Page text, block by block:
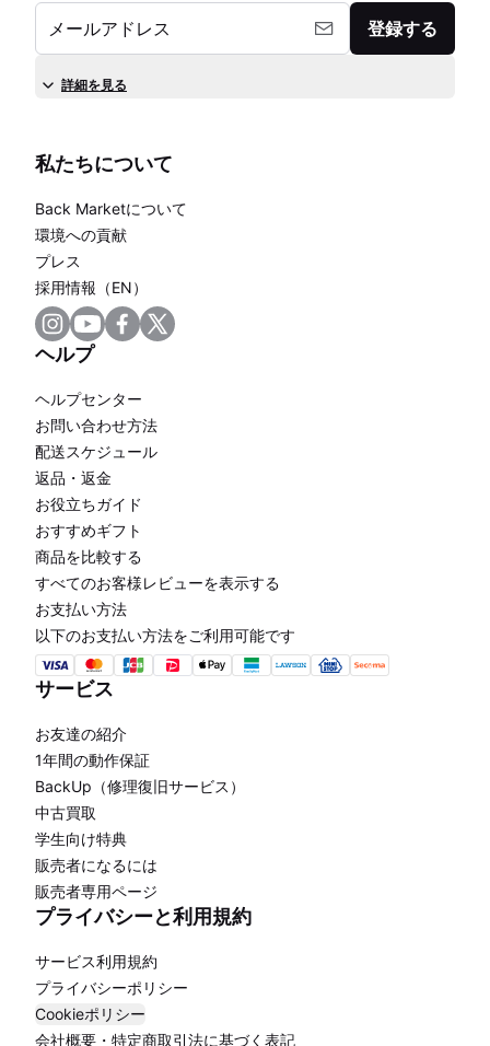
メールアドレス 登録する
詳細を見る
私たちについて
Back Marketについて
環境への貢献
プレス
採用情報（EN）
ヘルプ
ヘルプセンター
お問い合わせ方法
配送スケジュール
返品・返金
お役立ちガイド
おすすめギフト
商品を比較する
すべてのお客様レビューを表示する
お支払い方法
以下のお支払い方法をご利用可能です
サービス
お友達の紹介
1年間の動作保証
BackUp（修理復旧サービス）
中古買取
学生向け特典
販売者になるには
販売者専用ページ
プライバシーと利用規約
サービス利用規約
プライバシーポリシー
Cookieポリシー
会社概要・特定商取引法に基づく表記